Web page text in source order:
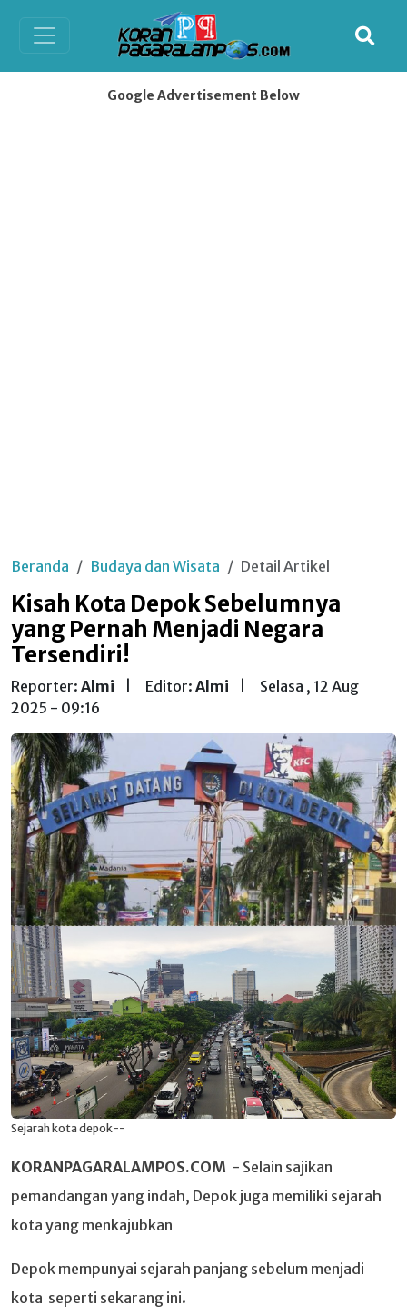
Google Advertisement Below
Beranda Budaya dan Wisata Detail Artikel
Kisah Kota Depok Sebelumnya
yang Pernah Menjadi Negara
Tersendiri!
Reporter: Almi Editor: Almi
Selasa , 12 Aug
2025 - 09:16
Sejarah kota depok--
KORANPAGARALAMPOS.COM - Selain sajikan
pemandangan yang indah, Depok juga memiliki sejarah
kota yang menkajubkan
Depok mempunyai sejarah panjang sebelum menjadi
kota seperti sekarang ini.